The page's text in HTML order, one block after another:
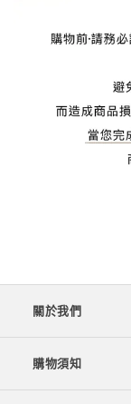
關於我們
購物須知